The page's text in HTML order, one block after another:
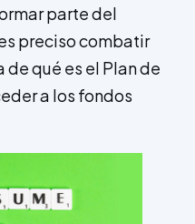
parte del
preciso combatir
qué es el Plan de
a los fondos